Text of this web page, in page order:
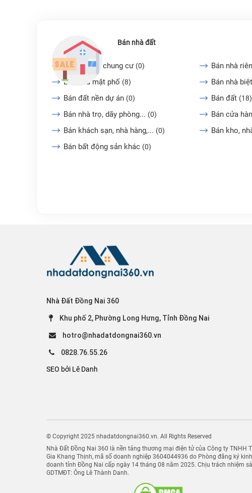
Bán nhà đất
Bán căn hộ chung cư (0) Bán nhà
Bán nhà mặt phố (8) Bán nhà
Bán đất nền dự án (0) Bán đất (18)
Bán nhà trọ, dãy phòng... (0) Bán cửa
Bán khách sạn, nhà hàng,... (0) Bán kho,
Bán bất động sản khác (0)
Nhà Đất Đồng Nai 360
Khu phố 2, Phường Long Hưng, Tỉnh Đồng Nai
hotro@nhadatdongnai360.vn
0828.76.55.26
SEO bởi Lê Danh
© Copyright 2025 nhadatdongnai360.vn. All Rights Reserved
Nhà Đất Đồng Nai 360 là nền tảng thương mại điện tử của Công ty TNHH
Gia Khang Thịnh, mã số doanh nghiệp 3604044936 do Phòng đăng ký kinh
doanh tỉnh Đồng Nai cấp ngày 14 tháng 08 năm 2025. Chịu trách nhiệm
GDTMĐT: Ông Lê Thành Danh.